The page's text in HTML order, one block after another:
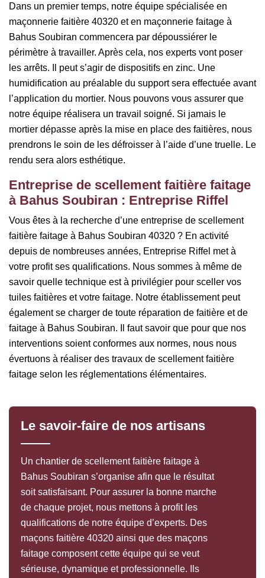
Dans un premier temps, notre équipe spécialisée en
maçonnerie faitière 40320 et en maçonnerie faitage à
Bahus Soubiran commencera par dépoussiérer le
périmètre à travailler. Après cela, nos experts vont poser
les arrêts. Il peut s’agir de dispositifs en zinc. Une
humidification au préalable du support sera effectuée avant
l’application du mortier. Nous pouvons vous assurer que
notre équipe réalisera un travail soigné. Si jamais le
mortier dépasse après la mise en place des faitières, nous
prendrons le soin de les défroisser à l’aide d’une truelle. Le
rendu sera alors esthétique.
Entreprise de scellement faitière faitage
à Bahus Soubiran : Entreprise Riffel
Vous êtes à la recherche d’une entreprise de scellement
faitière faitage à Bahus Soubiran 40320 ? En activité
depuis de nombreuses années, Entreprise Riffel met à
votre profit ses qualifications. Nous sommes à même de
savoir quelle technique est à privilégier pour sceller vos
tuiles faitières et votre faitage. Notre établissement peut
également se charger de toute réparation de faitière et de
faitage à Bahus Soubiran. Il faut savoir que pour que nos
interventions soient conformes aux normes, nous nous
évertuons à réaliser des travaux de scellement faitière
faitage selon les réglementations élémentaires.
Le savoir-faire de nos artisans
Un chantier de scellement faitière faitage à
Bahus Soubiran s’organise afin que le résultat
soit satisfaisant. Pour assurer la bonne marche
de chaque projet, nous mettons à profit les
qualifications de notre équipe d’experts. Des
maçons faitière 40320 ainsi que des maçons
faitage composent cette équipe qui se veut
sérieuse, dynamique et professionnelle. Ils